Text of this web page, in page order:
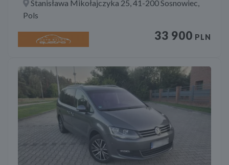
Stanisława Mikołajczyka 25, 41-200 Sosnowiec,
Pols
33 900 PLN